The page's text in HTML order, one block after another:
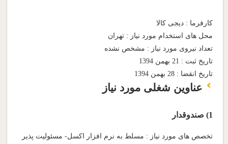
کارفرما : دیجی کالا
محل های استخدام مورد نیاز : تهران
تعداد نیروی مورد نیاز : مشخص نشده
تاریخ ثبت : 21 بهمن 1394
تاریخ انقضا : 28 بهمن 1394
عناوین شغلی مورد نیاز
1) صندوقدار
تخصص های مورد نیاز : مسلط به نرم افزار اکسل- مسئولیت پذیر